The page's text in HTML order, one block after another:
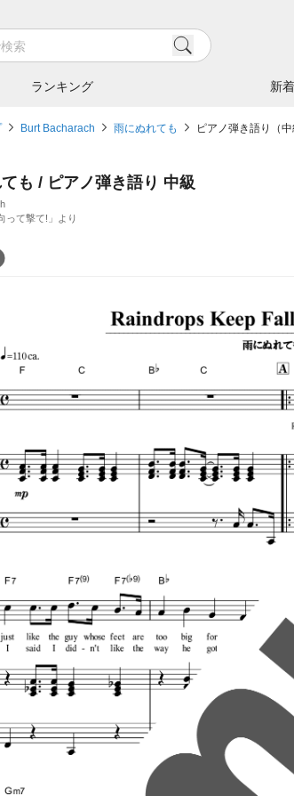
ランキング 新着
Burt Bacharach 雨にぬれても ピアノ弾き語り（中
も / ピアノ弾き語り 中級
って撃て!」より